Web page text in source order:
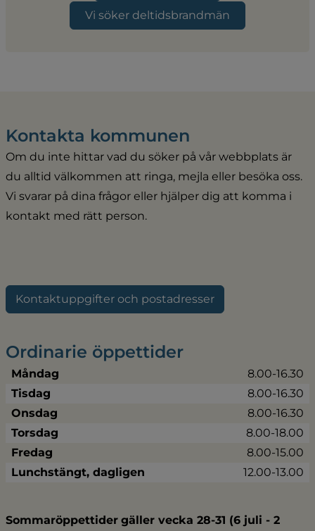
Vi söker deltidsbrandmän
Kontakta kommunen
Om du inte hittar vad du söker på vår webbplats är
du alltid välkommen att ringa, mejla eller besöka oss.
Vi svarar på dina frågor eller hjälper dig att komma i
kontakt med rätt person.
Kontaktuppgifter och postadresser
Ordinarie öppettider
Måndag
8.00-16.30
Tisdag
8.00-16.30
Onsdag
8.00-16.30
Torsdag
8.00-18.00
Fredag
8.00-15.00
Lunchstängt, dagligen
12.00-13.00
Sommaröppettider gäller vecka 28-31 (6 juli - 2